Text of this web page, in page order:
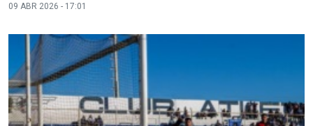
09 ABR 2026 - 17:01